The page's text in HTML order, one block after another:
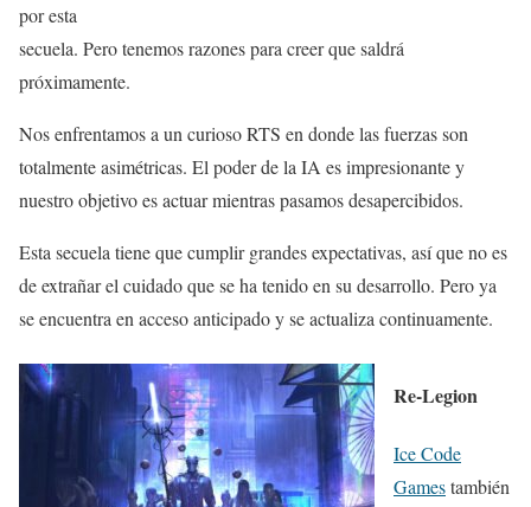
por esta
secuela. Pero tenemos razones para creer que saldrá
próximamente.
Nos enfrentamos a un curioso RTS en donde las fuerzas son
totalmente asimétricas. El poder de la IA es impresionante y
nuestro objetivo es actuar mientras pasamos desapercibidos.
Esta secuela tiene que cumplir grandes expectativas, así que no es
de extrañar el cuidado que se ha tenido en su desarrollo. Pero ya
se encuentra en acceso anticipado y se actualiza continuamente.
Re-Legion
Ice Code
Gamestambién